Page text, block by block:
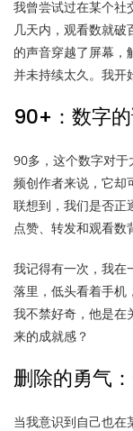
我曾尝试过在某个社
几天内，观看数就
的声音穿越了屏幕，
并未持续太久。我开
90+：数字
90多，这个数字对
频创作者来说，它却
联想到，我们是否正
点赞、转发和观看数
我记得有一次，我在
落里，低头看着手机
我不禁好奇，他是在
来的成就感？
删除的勇气
当我意识到自己也在